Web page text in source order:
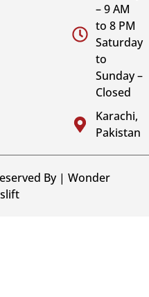
– 9 AM
to 8 PM
Saturday
to
Sunday –
Closed
Karachi,
Pakistan
By | Wonder